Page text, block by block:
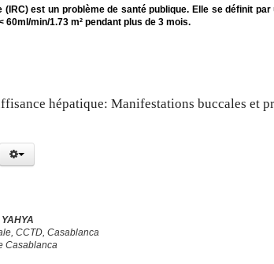
est un problème de santé publique. Elle se définit par
min/1.73 m² pendant plus de 3 mois.
hépatique: Manifestations buccales et
CCTD, Casablanca
Casablanca